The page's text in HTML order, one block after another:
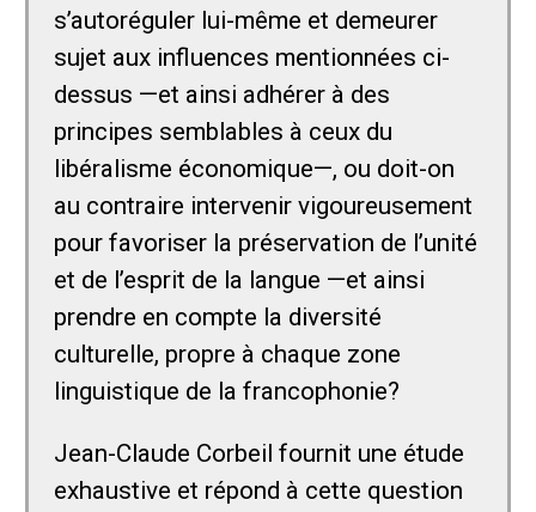
s’autoréguler lui-même et demeurer
sujet aux influences mentionnées ci-
dessus —et ainsi adhérer à des
principes semblables à ceux du
libéralisme économique—, ou doit-on
au contraire intervenir vigoureusement
pour favoriser la préservation de l’unité
et de l’esprit de la langue —et ainsi
prendre en compte la diversité
culturelle, propre à chaque zone
linguistique de la francophonie?
Jean-Claude Corbeil fournit une étude
exhaustive et répond à cette question